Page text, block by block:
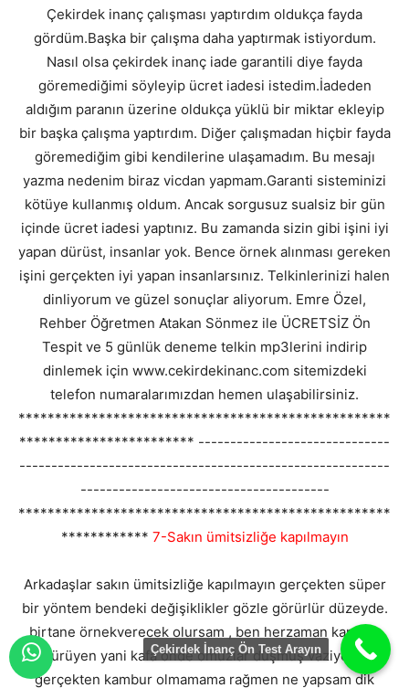
Çekirdek inanç çalışması yaptırdım oldukça fayda
gördüm.Başka bir çalışma daha yaptırmak istiyordum.
Nasıl olsa çekirdek inanç iade garantili diye fayda
göremediğimi söyleyip ücret iadesi istedim.İadeden
aldığım paranın üzerine oldukça yüklü bir miktar ekleyip
bir başka çalışma yaptırdım. Diğer çalışmadan hiçbir fayda
göremediğim gibi kendilerine ulaşamadım. Bu mesajı
yazma nedenim biraz vicdan yapmam.Garanti sisteminizi
kötüye kullanmış oldum. Ancak sorgusuz sualsiz bir gün
içinde ücret iadesi yaptınız. Bu zamanda sizin gibi işini iyi
yapan dürüst, insanlar yok. Bence örnek alınması gereken
işini gerçekten iyi yapan insanlarsınız. Telkinlerinizi halen
dinliyorum ve güzel sonuçlar aliyorum. Emre Özel,
Rehber Öğretmen Atakan Sönmez ile ÜCRETSİZ Ön
Tespit ve 5 günlük deneme telkin mp3lerini indirip
dinlemek için www.cekirdekinanc.com sitemizdeki
telefon numaralarımızdan hemen ulaşabilirsiniz.
***************************************************
************************ ------------------------------
----------------------------------------------------------
---------------------------------------
***************************************************
************ 7-Sakın ümitsizliğe kapılmayın
Arkadaşlar sakın ümitsizliğe kapılmayın gerçekten süper
bir yöntem bendeki değişiklikler gözle görürlür düzeyde.
birtane örnekverecek olursam , ben herzaman kambur
yürüyen yani kafa önde omuzlar düşmüş vaziyette
gerçekten kambur olmamama rağmen ne yapsam dik
Çekirdek İnanç Ön Test Arayın